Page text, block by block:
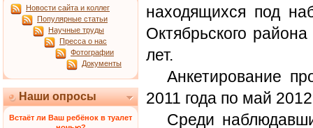
Новости сайта и коллег
Популярные статьи
Научные труды
Пресса о нас
Фотографии
Документы
Наши опросы
Встаёт ли Ваш ребёнок в туалет
находящихся под
Октябрьского
лет.
Анкетирование
2011 года по май
Среди